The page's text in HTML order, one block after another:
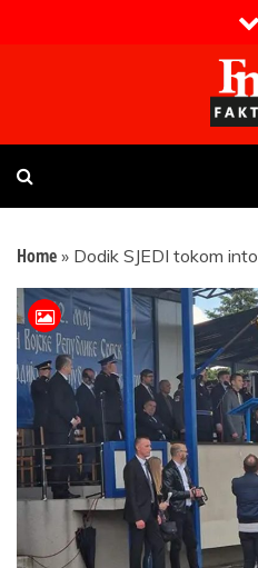
Faktor
Uvijek presudan
Home » Dodik SJEDI tokom